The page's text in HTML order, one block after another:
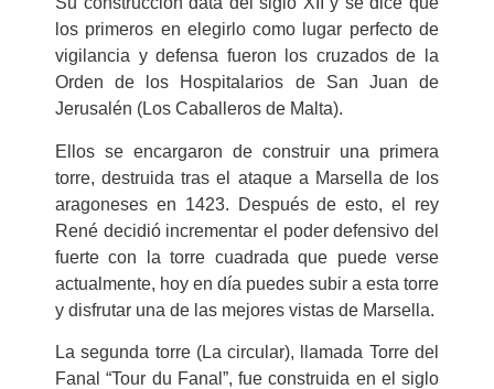
los primeros en elegirlo como lugar perfecto de
vigilancia y defensa fueron los cruzados de la
Orden de los Hospitalarios de San Juan de
Jerusalén (Los Caballeros de Malta).
Ellos se encargaron de construir una primera
torre, destruida tras el ataque a Marsella de los
aragoneses en 1423. Después de esto, el rey
René decidió incrementar el poder defensivo del
fuerte con la torre cuadrada que puede verse
actualmente, hoy en día puedes subir a esta torre
y disfrutar una de las mejores vistas de Marsella.
La segunda torre (La circular), llamada Torre del
Fanal “Tour du Fanal”, fue construida en el siglo